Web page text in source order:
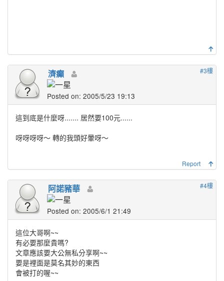
#3樓
濟癲
Posted on: 2005/5/23 19:13
這到底是什麼呀....... 居然要100元......
呀呀呀呀～ 轉的我頭好暈呀～
Report
#4樓
阿諾豬華
Posted on: 2005/6/1 21:49
這位大哥啊~~
有必要那麼貴嗎?
文章應該要大公無私分享啊~~
要是裡面是莫名其妙的東西
會被打的喔~~